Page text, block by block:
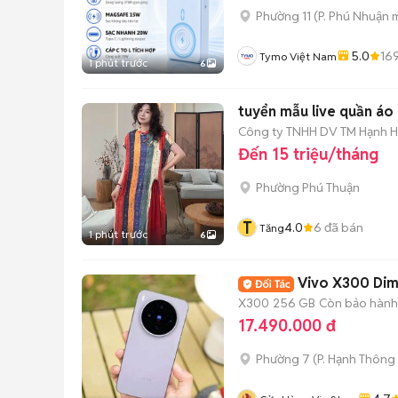
1 phút trước 6
Phường 11 (P. Phú Nhuận
Tymo Việt Nam 5.0
1 phút trước 6
tuyển mẫu live quần
Công ty TNHH DV TM Hạnh
Đến 15 triệu/tháng
Phường Phú Thuận
T Tăng4.0 6 đã bán
Vivo X300
X300 256 GB Còn bảo hành
17.490.000 đ
Phường 7 (P. Hạnh Thông